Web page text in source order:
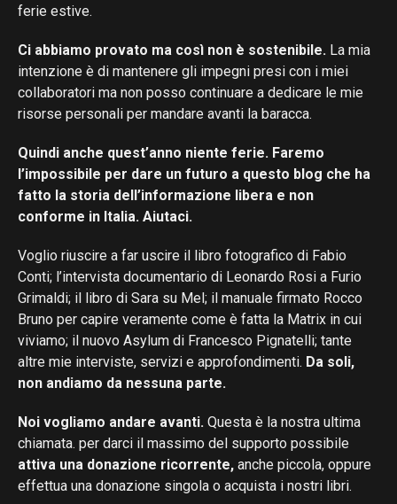
ferie estive.
Ci abbiamo provato ma così non è sostenibile. La mia
intenzione è di mantenere gli impegni presi con i miei
collaboratori ma non posso continuare a dedicare le mie
risorse personali per mandare avanti la baracca.
Quindi anche quest’anno niente ferie. Faremo
l’impossibile per dare un futuro a questo blog che ha
fatto la storia dell’informazione libera e non
conforme in Italia. Aiutaci.
Voglio riuscire a far uscire il libro fotografico di Fabio
Conti; l’intervista documentario di Leonardo Rosi a Furio
Grimaldi; il libro di Sara su Mel; il manuale firmato Rocco
Bruno per capire veramente come è fatta la Matrix in cui
viviamo; il nuovo Asylum di Francesco Pignatelli; tante
altre mie interviste, servizi e approfondimenti. Da soli,
non andiamo da nessuna parte.
Noi vogliamo andare avanti. Questa è la nostra ultima
chiamata. per darci il massimo del supporto possibile
attiva una donazione ricorrente, anche piccola, oppure
effettua una donazione singola o acquista i nostri libri.